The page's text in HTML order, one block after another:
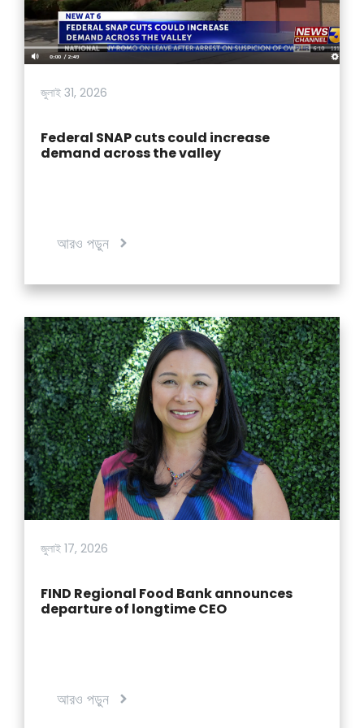
জুলাই 31, 2026
Federal SNAP cuts could increase
demand across the valley
আরও পড়ুন
জুলাই 17, 2026
FIND Regional Food Bank announces
departure of longtime CEO
আরও পড়ুন